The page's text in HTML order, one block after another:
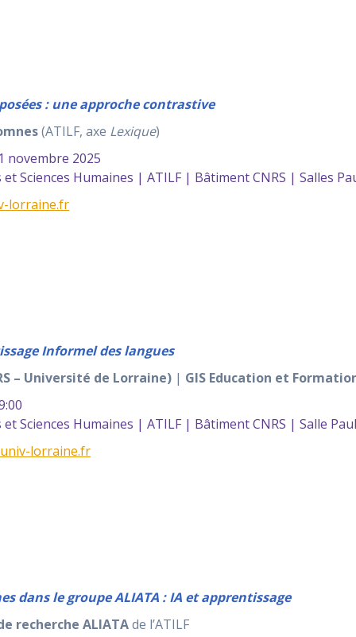
: une approche contrastive
(ATILF, axe Lexique)
novembre 2025
Sciences Humaines | ATILF | Bâtiment CNRS | Salles
lorraine.fr
Informel des langues
– Université de Lorraine) | GIS Education et
Sciences Humaines | ATILF | Bâtiment CNRS | Salle
lorraine.fr
dans le groupe ALIATA : IA et apprentissage
recherche ALIATAde l’ATILF